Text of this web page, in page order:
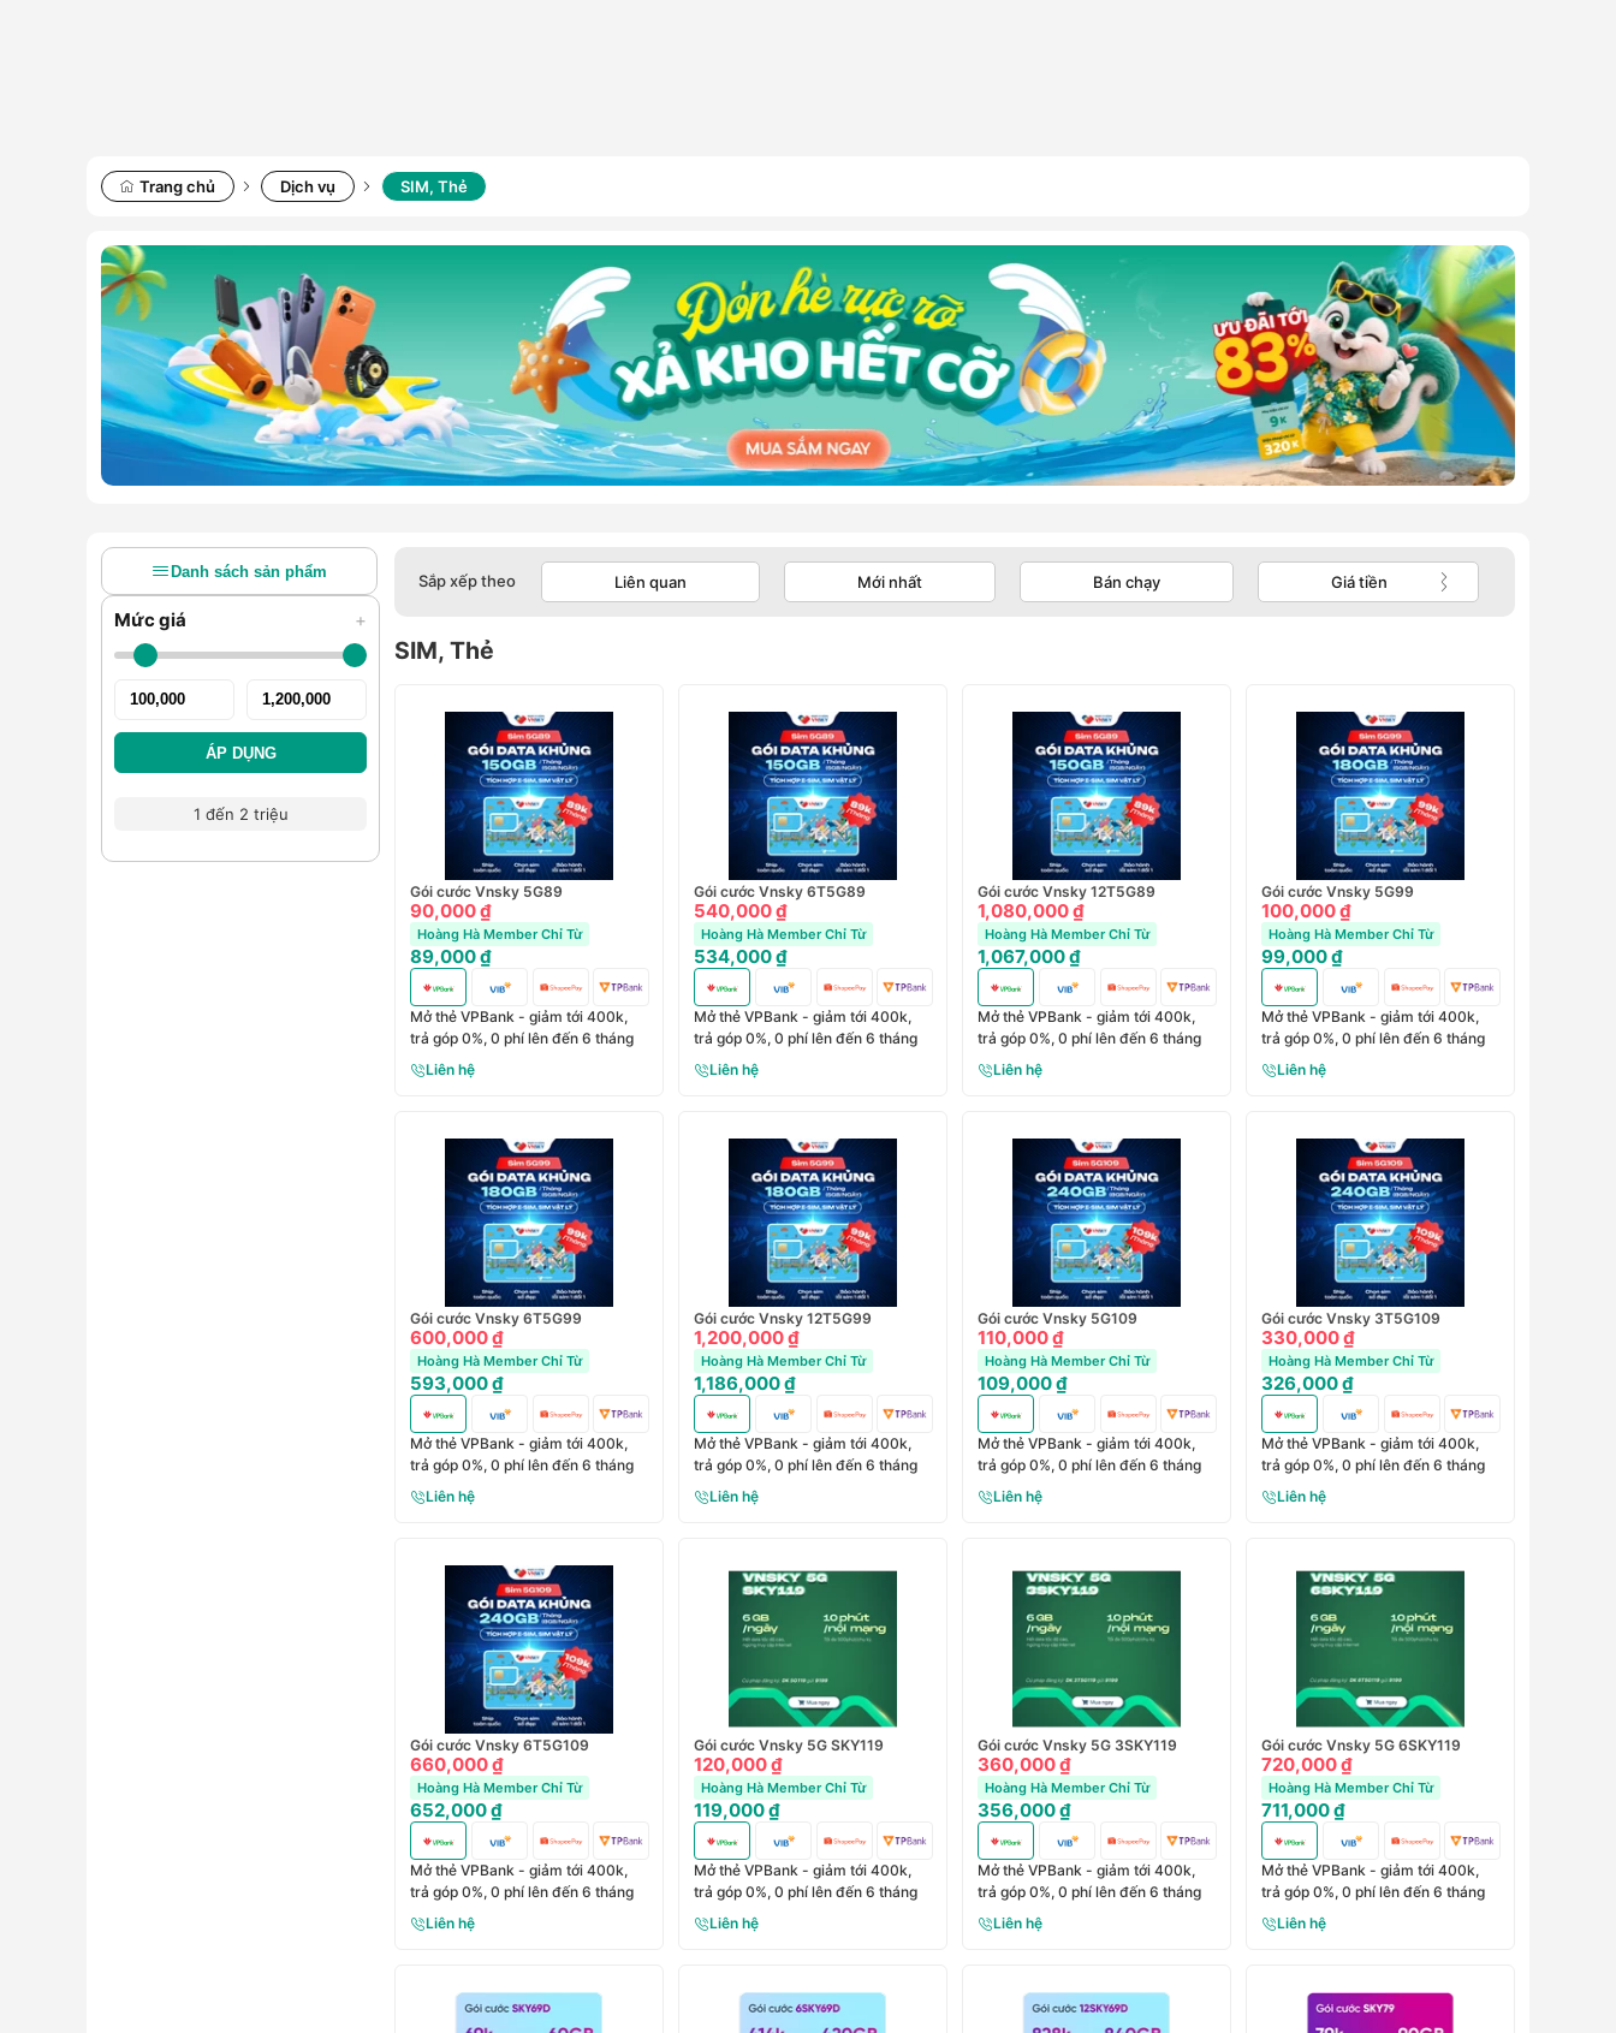
Trang chủ Dịch vụ SIM, Thẻ
Danh sách sản phẩm
Mức giá +
ÁP DỤNG
1 đến 2 triệu
Sắp xếp theo Liên quan Mới nhất Bán chạy Giá tiền
SIM, Thẻ
Gói cước Vnsky 5G89
90,000 ₫
Hoàng Hà Member Chỉ Từ
89,000 ₫
Mở thẻ VPBank - giảm tới 400k,
trả góp 0%, 0 phí lên đến 6 tháng
Liên hệ
Gói cước Vnsky 6T5G89
540,000 ₫
Hoàng Hà Member Chỉ Từ
534,000 ₫
Mở thẻ VPBank - giảm tới 400k,
trả góp 0%, 0 phí lên đến 6 tháng
Liên hệ
Gói cước Vnsky 12T5G89
1,080,000 ₫
Hoàng Hà Member Chỉ Từ
1,067,000 ₫
Mở thẻ VPBank - giảm tới 400k,
trả góp 0%, 0 phí lên đến 6 tháng
Liên hệ
Gói cước Vnsky 5G99
100,000 ₫
Hoàng Hà Member Chỉ Từ
99,000 ₫
Mở thẻ VPBank - giảm tới 400k,
trả góp 0%, 0 phí lên đến 6 tháng
Liên hệ
Gói cước Vnsky 6T5G99
600,000 ₫
Hoàng Hà Member Chỉ Từ
593,000 ₫
Mở thẻ VPBank - giảm tới 400k,
trả góp 0%, 0 phí lên đến 6 tháng
Liên hệ
Gói cước Vnsky 12T5G99
1,200,000 ₫
Hoàng Hà Member Chỉ Từ
1,186,000 ₫
Mở thẻ VPBank - giảm tới 400k,
trả góp 0%, 0 phí lên đến 6 tháng
Liên hệ
Gói cước Vnsky 5G109
110,000 ₫
Hoàng Hà Member Chỉ Từ
109,000 ₫
Mở thẻ VPBank - giảm tới 400k,
trả góp 0%, 0 phí lên đến 6 tháng
Liên hệ
Gói cước Vnsky 3T5G109
330,000 ₫
Hoàng Hà Member Chỉ Từ
326,000 ₫
Mở thẻ VPBank - giảm tới 400k,
trả góp 0%, 0 phí lên đến 6 tháng
Liên hệ
Gói cước Vnsky 6T5G109
660,000 ₫
Hoàng Hà Member Chỉ Từ
652,000 ₫
Mở thẻ VPBank - giảm tới 400k,
trả góp 0%, 0 phí lên đến 6 tháng
Liên hệ
Gói cước Vnsky 5G SKY119
120,000 ₫
Hoàng Hà Member Chỉ Từ
119,000 ₫
Mở thẻ VPBank - giảm tới 400k,
trả góp 0%, 0 phí lên đến 6 tháng
Liên hệ
Gói cước Vnsky 5G 3SKY119
360,000 ₫
Hoàng Hà Member Chỉ Từ
356,000 ₫
Mở thẻ VPBank - giảm tới 400k,
trả góp 0%, 0 phí lên đến 6 tháng
Liên hệ
Gói cước Vnsky 5G 6SKY119
720,000 ₫
Hoàng Hà Member Chỉ Từ
711,000 ₫
Mở thẻ VPBank - giảm tới 400k,
trả góp 0%, 0 phí lên đến 6 tháng
Liên hệ